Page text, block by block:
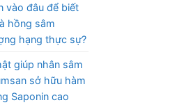
quantity
vào đâu để biết
hồng sâm
hạng thực sự?
giúp nhân sâm
sở hữu hàm
Saponin cao